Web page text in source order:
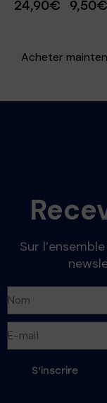
24,90€ 9,50€
Acheter
Sur
S'inscrire